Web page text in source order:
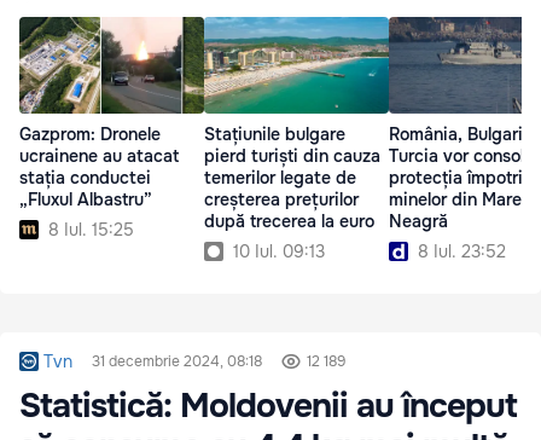
Gazprom: Dronele
ucrainene au atacat
stația conductei
„Fluxul Albastru”
8 Iul. 15:25
Stațiunile bulgare
pierd turiști din cauza
temerilor legate de
creșterea prețurilor
după trecerea la euro
10 Iul. 09:13
România, Bulgaria
Turcia vor
protecția împotriva
minelor din Marea
Neagră
8 Iul. 23:52
Tvn 31 decembrie 2024, 08:18 12 189
Statistică: Moldovenii au început